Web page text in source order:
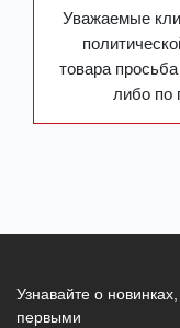
Уважаемые
товара
либо по
Узнавайте о
первыми